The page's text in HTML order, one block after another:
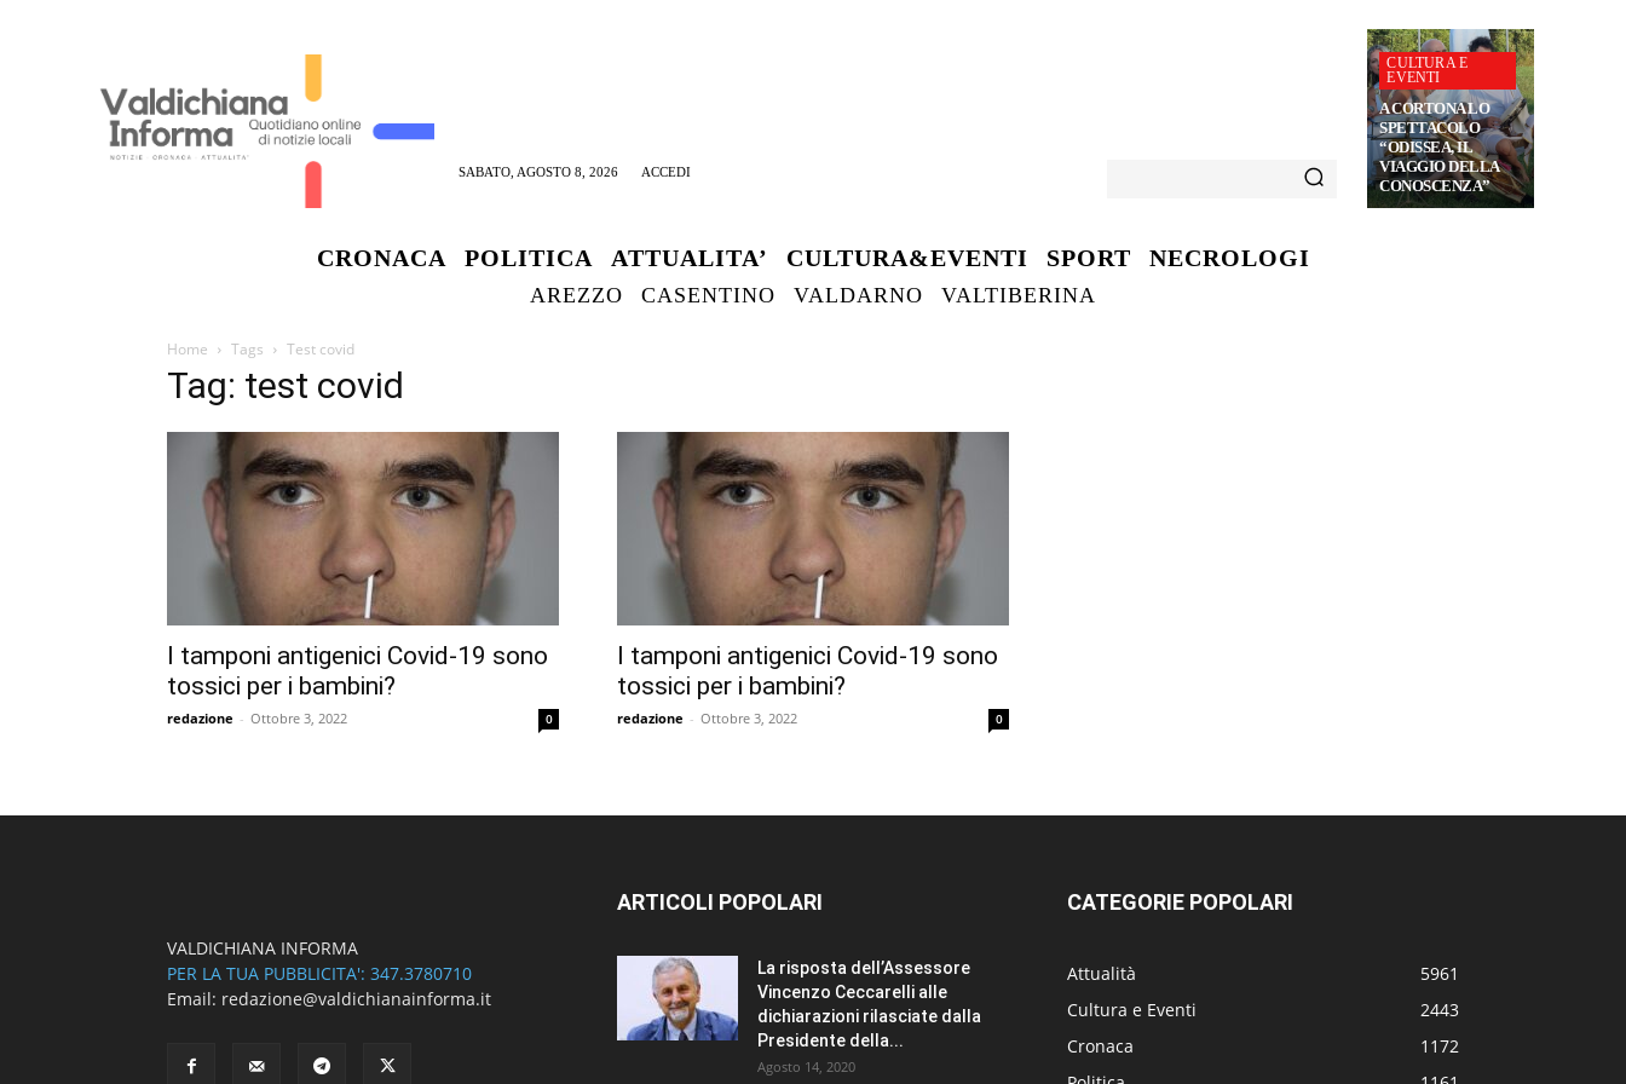
SABATO, AGOSTO 8, 2026 ACCEDI
CULTURA E
EVENTI
A CORTONA LO
SPETTACOLO
“ODISSEA, IL
VIAGGIO DELLA
CONOSCENZA”
CRONACA POLITICA ATTUALITA’ CULTURA&EVENTI SPORT NECROLOGI
AREZZO CASENTINO VALDARNO VALTIBERINA
Home Tags Test covid
Tag: test covid
I tamponi antigenici Covid-19 sono
tossici per i bambini?
redazione - Ottobre 3, 2022 0
I tamponi antigenici Covid-19 sono
tossici per i bambini?
redazione - Ottobre 3, 2022 0
VALDICHIANA INFORMA
PER LA TUA PUBBLICITA': 347.3780710
Email: redazione@valdichianainforma.it
ARTICOLI POPOLARI
La risposta dell’Assessore
Vincenzo Ceccarelli alle
dichiarazioni rilasciate dalla
Presidente della...
Agosto 14, 2020
CATEGORIE POPOLARI
Attualità
5961
Cultura e Eventi
2443
Cronaca
1172